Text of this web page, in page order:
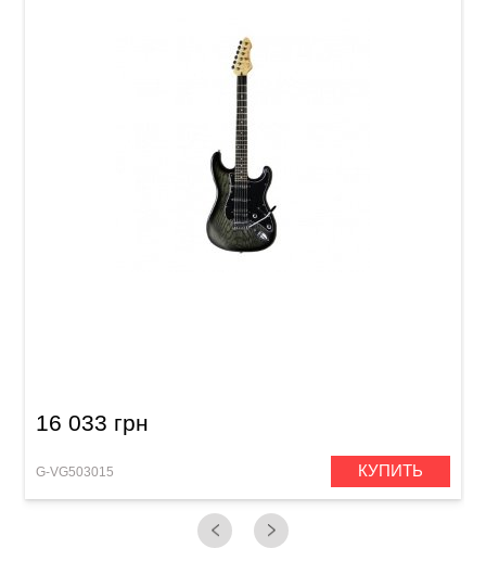
16 033 грн
G-VG503015 КУПИТЬ